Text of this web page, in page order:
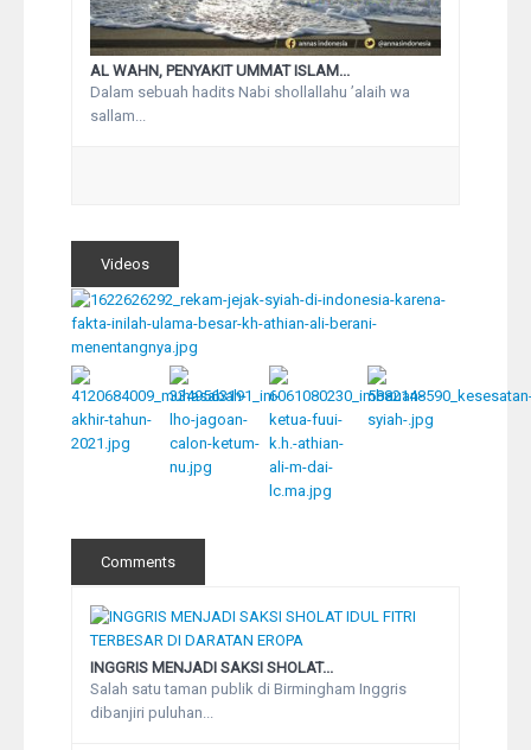
AL WAHN, PENYAKIT UMMAT ISLAM...
Dalam sebuah hadits Nabi shollallahu ’alaih wa
sallam...
Videos
Comments
INGGRIS MENJADI SAKSI SHOLAT...
Salah satu taman publik di Birmingham Inggris
dibanjiri puluhan...